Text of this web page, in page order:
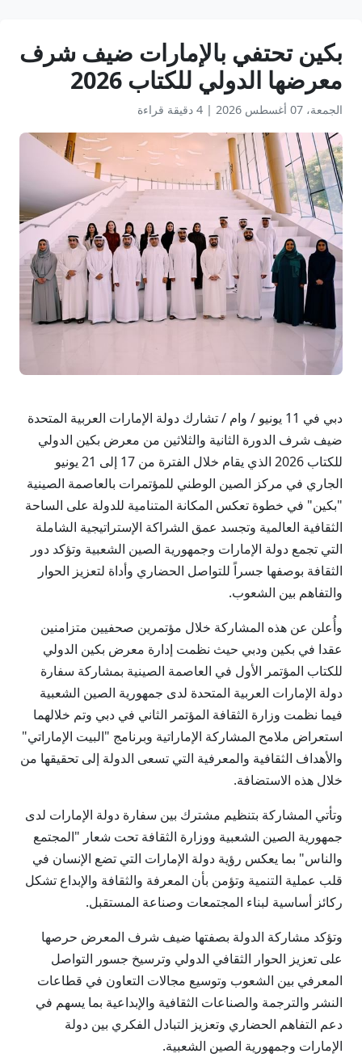
بكين تحتفي بالإمارات ضيف شرف
معرضها الدولي للكتاب 2026
الجمعة، 07 أغسطس 2026 | 4 دقيقة قراءة
دبي في 11 يونيو / وام / تشارك دولة الإمارات العربية المتحدة
ضيف شرف الدورة الثانية والثلاثين من معرض بكين الدولي
للكتاب 2026 الذي يقام خلال الفترة من 17 إلى 21 يونيو
الجاري في مركز الصين الوطني للمؤتمرات بالعاصمة الصينية
"بكين" في خطوة تعكس المكانة المتنامية للدولة على الساحة
الثقافية العالمية وتجسد عمق الشراكة الإستراتيجية الشاملة
التي تجمع دولة الإمارات وجمهورية الصين الشعبية وتؤكد دور
الثقافة بوصفها جسراً للتواصل الحضاري وأداة لتعزيز الحوار
والتفاهم بين الشعوب.
وأُعلن عن هذه المشاركة خلال مؤتمرين صحفيين متزامنين
عقدا في بكين ودبي حيث نظمت إدارة معرض بكين الدولي
للكتاب المؤتمر الأول في العاصمة الصينية بمشاركة سفارة
دولة الإمارات العربية المتحدة لدى جمهورية الصين الشعبية
فيما نظمت وزارة الثقافة المؤتمر الثاني في دبي وتم خلالهما
استعراض ملامح المشاركة الإماراتية وبرنامج "البيت الإماراتي"
والأهداف الثقافية والمعرفية التي تسعى الدولة إلى تحقيقها من
خلال هذه الاستضافة.
وتأتي المشاركة بتنظيم مشترك بين سفارة دولة الإمارات لدى
جمهورية الصين الشعبية ووزارة الثقافة تحت شعار "المجتمع
والناس" بما يعكس رؤية دولة الإمارات التي تضع الإنسان في
قلب عملية التنمية وتؤمن بأن المعرفة والثقافة والإبداع تشكل
ركائز أساسية لبناء المجتمعات وصناعة المستقبل.
وتؤكد مشاركة الدولة بصفتها ضيف شرف المعرض حرصها
على تعزيز الحوار الثقافي الدولي وترسيخ جسور التواصل
المعرفي بين الشعوب وتوسيع مجالات التعاون في قطاعات
النشر والترجمة والصناعات الثقافية والإبداعية بما يسهم في
دعم التفاهم الحضاري وتعزيز التبادل الفكري بين دولة
الإمارات وجمهورية الصين الشعبية.